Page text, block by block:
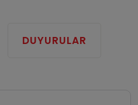
DUYURULAR